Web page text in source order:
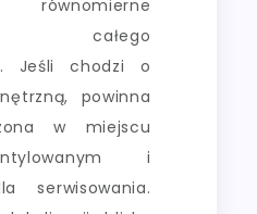
całego
Jeśli chodzi o
powinna
w miejscu
i
serwisowania.